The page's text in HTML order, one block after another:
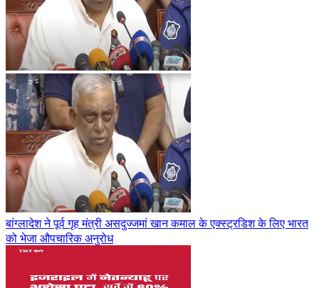
बांग्लादेश ने पूर्व गृह मंत्री असदुज्जमां खान कमाल के एक्स्ट्रडिश के लिए भारत
को भेजा औपचारिक अनुरोध